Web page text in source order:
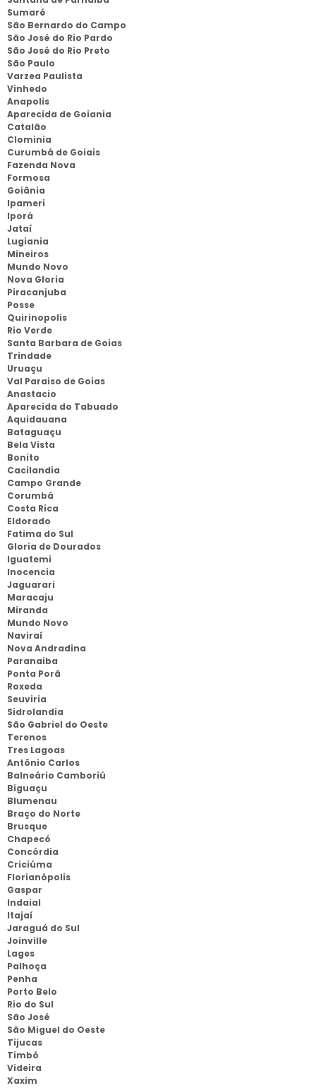
Sumaré
São Bernardo do Campo
São José do Rio Pardo
São José do Rio Preto
São Paulo
Varzea Paulista
Vinhedo
Anapolis
Aparecida de Goiania
Catalão
Clominia
Curumbá de Goiais
Fazenda Nova
Formosa
Goiânia
Ipameri
Iporá
Jataí
Lugiania
Mineiros
Mundo Novo
Nova Gloria
Piracanjuba
Posse
Quirinopolis
Rio Verde
Santa Barbara de Goias
Trindade
Uruaçu
Val Paraiso de Goias
Anastacio
Aparecida do Tabuado
Aquidauana
Bataguaçu
Bela Vista
Bonito
Cacilandia
Campo Grande
Corumbá
Costa Rica
Eldorado
Fatima do Sul
Gloria de Dourados
Iguatemi
Inocencia
Jaguarari
Maracaju
Miranda
Mundo Novo
Naviraí
Nova Andradina
Paranaiba
Ponta Porã
Roxeda
Seuviria
Sidrolandia
São Gabriel do Oeste
Terenos
Tres Lagoas
Antônio Carlos
Balneário Camboriú
Biguaçu
Blumenau
Braço do Norte
Brusque
Chapecó
Concórdia
Criciúma
Florianópolis
Gaspar
Indaial
Itajaí
Jaraguá do Sul
Joinville
Lages
Palhoça
Penha
Porto Belo
Rio do Sul
São José
São Miguel do Oeste
Tijucas
Timbó
Videira
Xaxim